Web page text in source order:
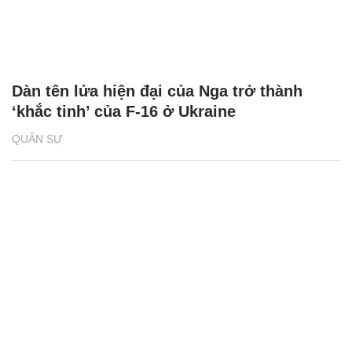
QUÂN SỰ
Dàn tên lửa hiện đại của Nga trở thành
‘khắc tinh’ của F-16 ở Ukraine